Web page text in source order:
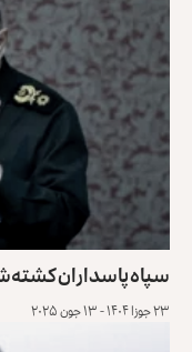
سپاه پاسداران
۲۳ جوزا ۱۴۰۴ - ۱۳ جون ۲۰۲۵